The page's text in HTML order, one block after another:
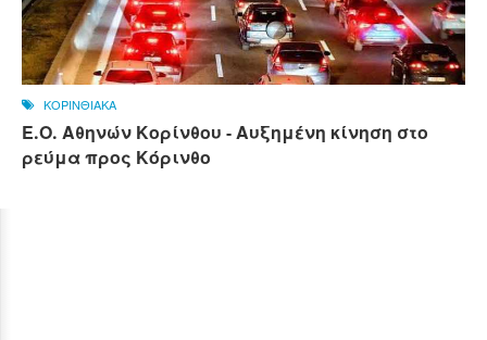
ΚΟΡΙΝΘΙΑΚΑ
Ε.Ο. Αθηνών Κορίνθου - Αυξημένη κίνηση στο
ρεύμα προς Κόρινθο